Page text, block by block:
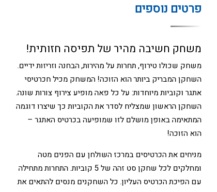
פרטים נוספים
משחק חשיבה מהיר של תפיסה חזותית!
משחק שכולו טירוף, תחרות על מהירות, הבחנה וזריזות ידיים.
השחקן המבריק ביותר הוא הזוכה! המשחק מכיל חכרטיסי
אתגר וקוביות מיוחדות: על כל פאה מופיע צירוף צורות שונה.
השחקן הראשון שמצליח לסדר את הקוביות כך שיצרו דוגמה
המתאימה באופן מושלם לזו שמופיעה בכרטיס האתגר –
הוא הזוכה!
מניחים את הכרטיסים במרכז השולחן עם הפנים מטה
ומחלקים לכל שחקן סט זהה של 5 קוביות. התחרות מתחילה
עם הפיכת הכרטיס העליון. כל השחקנים מנסים להתאים את